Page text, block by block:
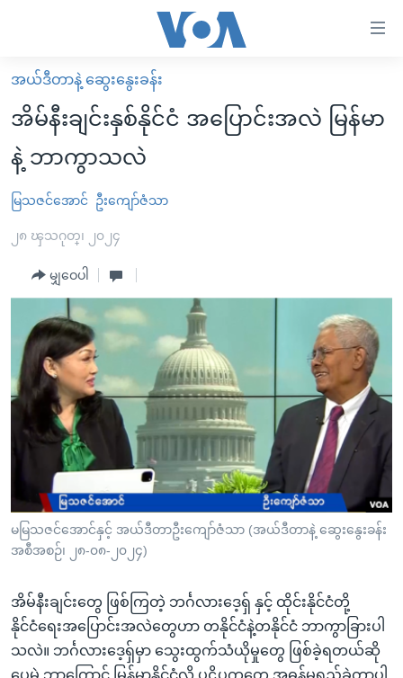
လွယ်ကူ
စေ
သည့်
Link
များ
ပင်မ
ကြည့်
ပင်မ
အ
ညွန်း
ကျော်
ကြည့်
ရန်
ရန်
နေရာ
သို့
ကျော်
မူလစာမျက်နှာ
မြန်မာ
ကမ္ဘာ့သတင်းများ
နိုင်ငံတကာ
အစ္စရေး-ပါလက်စတိုင်း
ဗွီဒီယို
အင်္ဂလိပ်စာလေ့လာမယ်
အမေရိကန်သုံးအီဒီယံ
မကြေးမုံရဲ့ အင်္ဂလိပ်စာ
ရုပ်ရှင်ထဲက အင်္ဂလိပ်စာ
သုတပဒေသာ အင်္ဂလိပ်စာ
အပတ်စဉ်ကဏ္ဍများ
ရေဒီယို
တီဗွီ
ရေဒီယိုနှင့်ရုပ်သံ အချက်အလက်များ
ရေဒီယို/တီဗွီအစီအစဉ်
Learning English
ဗွီအိုအေ လူမှုကွန်ယက်များ
အယ်ဒီတာနဲ့ ဆွေးနွေးခန်း
အိမ်နီးချင်းနှစ်နိုင်ငံ အပြောင်းအလဲ မြန်မာ
နဲ့ ဘာကွာသလဲ
မြသဇင်အောင် ဦးကျော်ဇံသာ
၂၈ ၾသဂုတ္၊ ၂၀၂၄
မျှဝေပါ
မမြသဇင်အောင်နှင့် အယ်ဒီတာဦးကျော်ဇံသာ (အယ်ဒီတာနဲ့ ဆွေးနွေးခန်း
အစီအစဉ်၊ ၂၈-၀၈-၂၀၂၄)
အိမ်နီးချင်းတွေ ဖြစ်ကြတဲ့ ဘင်္ဂလားဒေ့ရှ် နှင့် ထိုင်းနိုင်ငံတို့
နိုင်ငံရေးအပြောင်းအလဲတွေဟာ တနိုင်ငံနဲ့တနိုင်ငံ ဘာကွာခြားပါ
သလဲ။ ဘင်္ဂလားဒေ့ရှ်မှာ သွေးထွက်သံယိုမှုတွေ ဖြစ်ခဲ့ရတယ်ဆို
ပေမဲ့ ဘာကြောင့် မြန်မာနိုင်ငံလို ပဋိပက္ခတွေ အဓွန့်မရှည်ခဲ့တာပါ